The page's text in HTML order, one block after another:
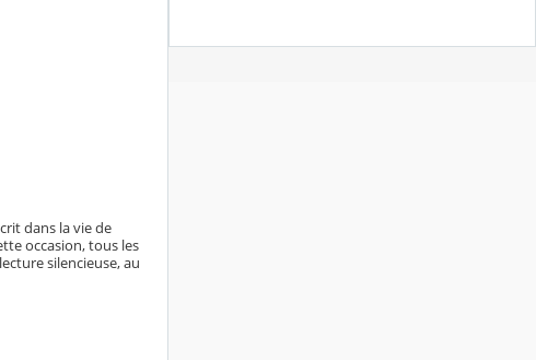
dans la vie de
occasion, tous les
silencieuse, au